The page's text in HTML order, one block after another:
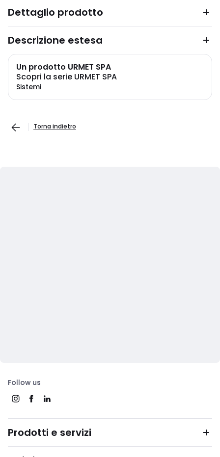
Dettaglio prodotto
Descrizione estesa
Un prodotto URMET SPA
Scopri la serie URMET SPA
Sistemi
Torna indietro
Follow us
Prodotti e servizi